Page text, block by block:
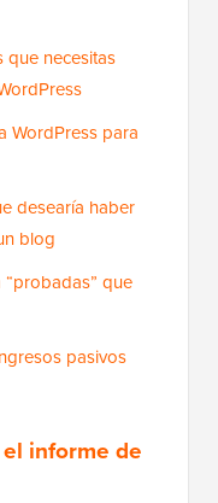
que necesitas
WordPress para
desearía haber
blog
que
pasivos
informe de